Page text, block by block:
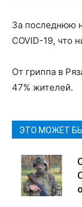
За последнюю
COVID-19, что
От гриппа в
47% жителей.
ЭТО МОЖЕТ